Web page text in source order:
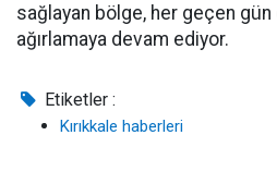
sağlayan bölge, her geçen
ağırlamaya devam ediyor.
Etiketler :
Kırıkkale haberleri